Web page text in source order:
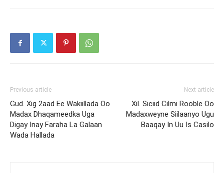
Previous article
Gud. Xig 2aad Ee Wakiillada Oo
Madax Dhaqameedka Uga
Digay Inay Faraha La Galaan
Wada Hallada
Next article
Xil. Siciid Cilmi Rooble Oo
Madaxweyne Siilaanyo Ugu
Baaqay In Uu Is Casilo